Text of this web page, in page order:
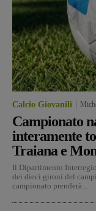
Calcio Giovanili
Campionato
interamente
Traiana e
Il Dipartimento
dei dieci gironi del
campionato prenderà...